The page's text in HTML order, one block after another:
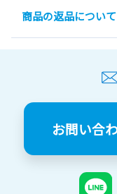
商品の返品について
お問い合